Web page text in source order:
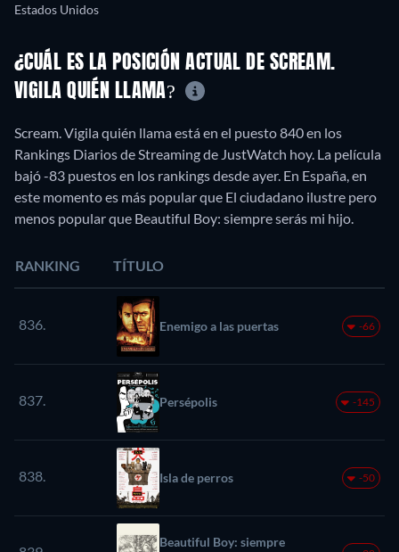
Estados Unidos
¿CUÁL ES LA POSICIÓN ACTUAL DE SCREAM.
VIGILA QUIÉN LLAMA?
Scream. Vigila quién llama está en el puesto 840 en los
Rankings Diarios de Streaming de JustWatch hoy. La película
bajó -83 puestos en los rankings desde ayer. En España, en
este momento es más popular que El ciudadano ilustre pero
menos popular que Beautiful Boy: siempre serás mi hijo.
RANKING TÍTULO
836. Enemigo a las puertas -66
837. Persépolis -145
838. Isla de perros -50
Beautiful Boy: siempre